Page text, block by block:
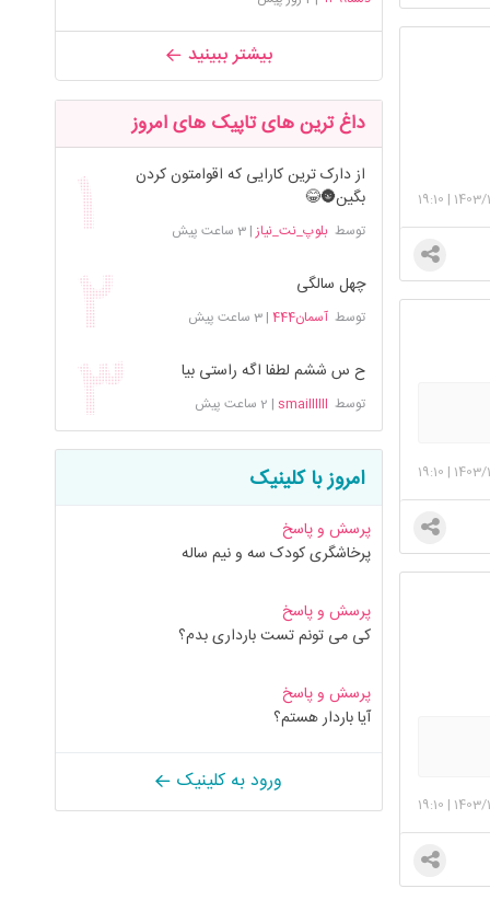
1403/
|
19:10
1403/
|
19:10
1403/
|
19:10
بیشتر ببینید
داغ ترین های تاپیک های امروز
از دارک ترین کارایی که اقوامتون کردن
بگین🌚😂
توسطبلوپ_نت_نیاز|3 ساعت پیش
چهل سالگی
توسطآسمان444 |3 ساعت پیش
ح س ششم لطفا اگه راستی بیا
توسط smaillllll
| 2 ساعت پیش
امروز با کلینیک
پرسش و پاسخ
پرخاشگری کودک سه و نیم ساله
پرسش و پاسخ
کی می تونم تست بارداری بدم؟
پرسش و پاسخ
آیا باردار هستم؟
ورود به کلینیک